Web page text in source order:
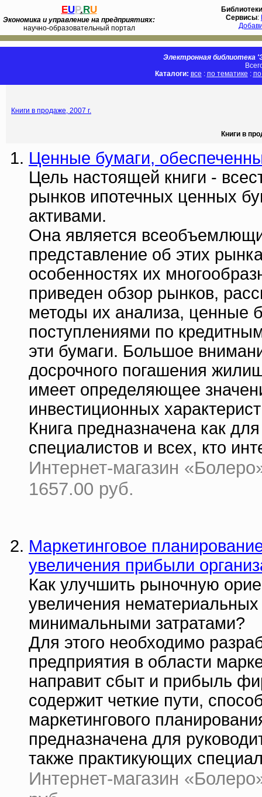
EUP.RU
Экономика и управление на предприятиях:
научно-образовательный портал
Библиотеки
Сервисы:
Электронная библиотека
Каталоги: все : по тематике :
Книги в продаже, 2007 г.
Книги в
Ценные бумаги,
Цель настоящей книги -
рынков ипотечных ценных
активами.
Она является
представление об этих
особенностях их
приведен обзор рынков,
методы их анализа, ценные
поступлениями по
эти бумаги. Большое
досрочного погашения
имеет определяющее
инвестиционных
Книга предназначена как
специалистов и всех, кто
Интернет-магазин
1657.00 руб.
Маркетинговое
увеличения прибыли
Как улучшить рыночную
увеличения нематериальных
минимальными затратами?
Для этого необходимо
предприятия в области
направит сбыт и прибыль
содержит четкие пути,
маркетингового
предназначена для
также практикующих
Интернет-магазин